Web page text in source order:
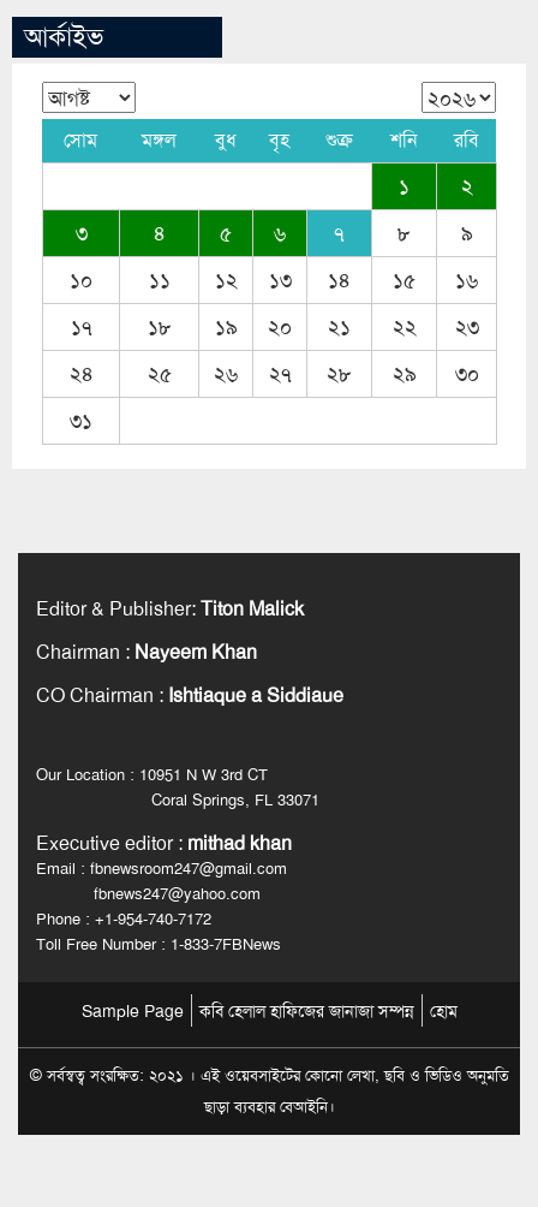
আর্কাইভ
সোম মঙ্গল বুধ বৃহ শুক্র শনি রবি
১
২
৩
৪ ৫ ৬ ৭ ৮
৯
১০
১১ ১২ ১৩ ১৪ ১৫
১৬
১৭
১৮ ১৯ ২০ ২১ ২২
২৩
২৪
২৫ ২৬ ২৭ ২৮ ২৯
৩০
৩১
Editor & Publisher:Titon Malick
Chairman : Nayeem Khan
CO Chairman : Ishtiaque a Siddiaue
Our Location : 10951 N W 3rd CT
Coral Springs, FL 33071
Executive editor: mithad khan
Email : fbnewsroom247@gmail.com
fbnews247@yahoo.com
Phone : +1-954-740-7172
Toll Free Number : 1-833-7FBNews
Sample Page কবি হেলাল হাফিজের জানাজা সম্পন্ন হোম
© সর্বস্বত্ব সংরক্ষিত: ২০২১ । এই ওয়েবসাইটের কোনো লেখা, ছবি ও ভিডিও অনুমতি
ছাড়া ব্যবহার বেআইনি।